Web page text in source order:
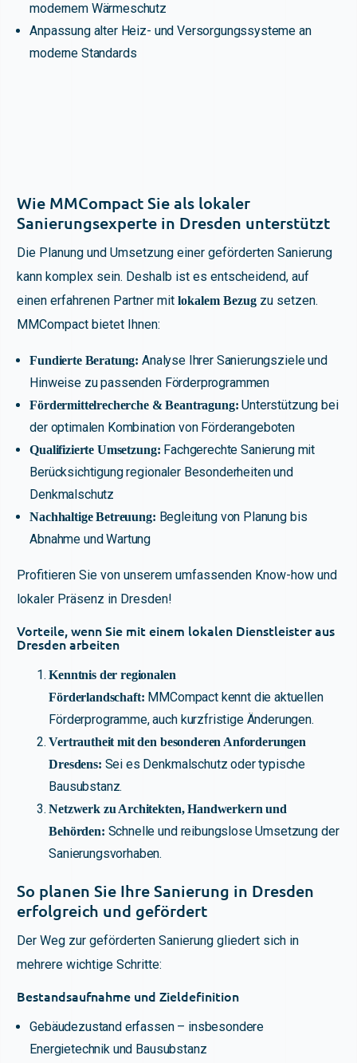
modernem Wärmeschutz
Anpassung alter Heiz- und Versorgungssysteme an
moderne Standards
Wie MMCompact Sie als lokaler
Sanierungsexperte in Dresden unterstützt
Die Planung und Umsetzung einer geförderten Sanierung
kann komplex sein. Deshalb ist es entscheidend, auf
einen erfahrenen Partner mitlokalem Bezug zu setzen.
MMCompact bietet Ihnen:
Fundierte Beratung: Analyse Ihrer Sanierungsziele und
Hinweise zu passenden Förderprogrammen
Fördermittelrecherche & Beantragung: Unterstützung bei
der optimalen Kombination von Förderangeboten
Qualifizierte Umsetzung: Fachgerechte Sanierung mit
Berücksichtigung regionaler Besonderheiten und
Denkmalschutz
Nachhaltige Betreuung: Begleitung von Planung bis
Abnahme und Wartung
Profitieren Sie von unserem umfassenden Know-how und
lokaler Präsenz in Dresden!
Vorteile, wenn Sie mit einem lokalen Dienstleister aus
Dresden arbeiten
Kenntnis der regionalen
Förderlandschaft: MMCompact kennt die aktuellen
Förderprogramme, auch kurzfristige Änderungen.
Vertrautheit mit den besonderen Anforderungen
Dresdens: Sei es Denkmalschutz oder typische
Bausubstanz.
Netzwerk zu Architekten, Handwerkern und
Behörden: Schnelle und reibungslose Umsetzung der
Sanierungsvorhaben.
So planen Sie Ihre Sanierung in Dresden
erfolgreich und gefördert
Der Weg zur geförderten Sanierung gliedert sich in
mehrere wichtige Schritte:
Bestandsaufnahme und Zieldefinition
Gebäudezustand erfassen – insbesondere
Energietechnik und Bausubstanz